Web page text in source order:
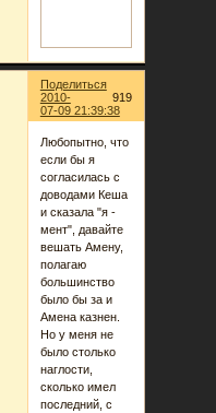
Поделиться
919
2010-
07-09 21:39:38
Любопытно, что
если бы я
согласилась с
доводами Кеша
и сказала "я -
мент", давайте
вешать Амену,
полагаю
большинство
было бы за и
Амена казнен.
Но у меня не
было столько
наглости,
сколько имел
последний, с